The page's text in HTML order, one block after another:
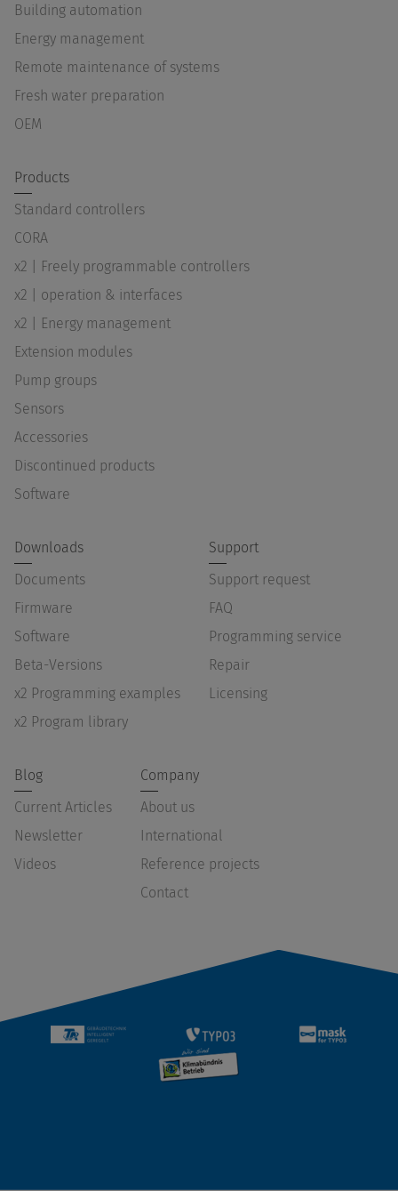
Building automation
Energy management
Remote maintenance of systems
Fresh water preparation
OEM
Products
Standard controllers
CORA
x2 | Freely programmable controllers
x2 | operation & interfaces
x2 | Energy management
Extension modules
Pump groups
Sensors
Accessories
Discontinued products
Software
Downloads
Documents
Firmware
Software
Beta-Versions
x2 Programming examples
x2 Program library
Support
Support request
FAQ
Programming service
Repair
Licensing
Blog
Current Articles
Newsletter
Videos
Company
About us
International
Reference projects
Contact